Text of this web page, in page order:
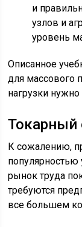
и
узлов и
уровень
Описанное
для массового
нагрузки
Токарный
К сожалению,
рынок труда
требуются
все большем